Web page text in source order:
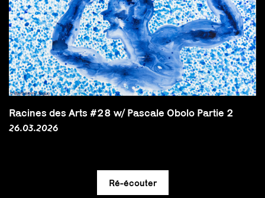
Racines des Arts #28 w/ Pascale Obolo Partie 2
26.03.2026